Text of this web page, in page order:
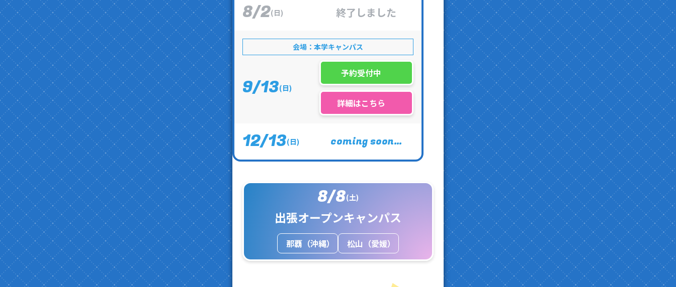
8/2(日) 終了しました
会場 本学キャンパス
9/13(日)
予約受付中
詳細はこちら
12/13(日) coming soon…
8/8(土)
出張オープンキャンパス
那覇（沖縄） 松山（愛媛）